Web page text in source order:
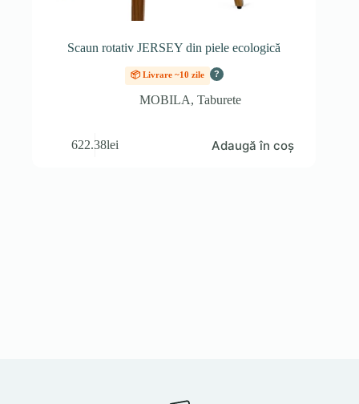
Scaun rotativ JERSEY din piele ecologică
📦 Livrare ~10 zile ?
MOBILA, Taburete
622.38lei Adaugă în coș